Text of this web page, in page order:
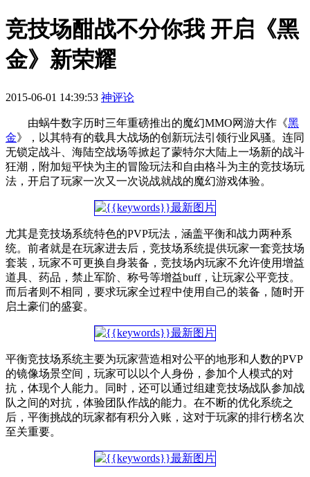
竞技场酣战不分你我 开启《黑
金》新荣耀
2015-06-01 14:39:53 神评论
由蜗牛数字历时三年重磅推出的魔幻MMO网游大作《黑
金》，以其特有的载具大战场的创新玩法引领行业风骚。连同
无锁定战斗、海陆空战场等掀起了蒙特尔大陆上一场新的战斗
狂潮，附加短平快为主的冒险玩法和自由格斗为主的竞技场玩
法，开启了玩家一次又一次说战就战的魔幻游戏体验。
尤其是竞技场系统特色的PVP玩法，涵盖平衡和战力两种系
统。前者就是在玩家进去后，竞技场系统提供玩家一套竞技场
套装，玩家不可更换自身装备，竞技场内玩家不允许使用增益
道具、药品，禁止军阶、称号等增益buff，让玩家公平竞技。
而后者则不相同，要求玩家全过程中使用自己的装备，随时开
启土豪们的盛宴。
平衡竞技场系统主要为玩家营造相对公平的地形和人数的PVP
的镜像场景空间，玩家可以以个人身份，参加个人模式的对
抗，体现个人能力。同时，还可以通过组建竞技场战队参加战
队之间的对抗，体验团队作战的能力。在不断的优化系统之
后，平衡挑战的玩家都有积分入账，这对于玩家的排行榜名次
至关重要。